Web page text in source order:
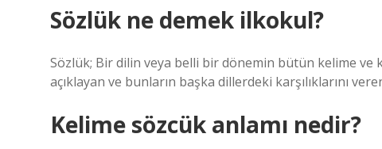
Sözlük ne demek ilkokul?
Sözlük; Bir dilin veya belli bir dönemin bütün kelime ve
açıklayan ve bunların başka dillerdeki karşılıklarını
Kelime sözcük anlamı nedir?